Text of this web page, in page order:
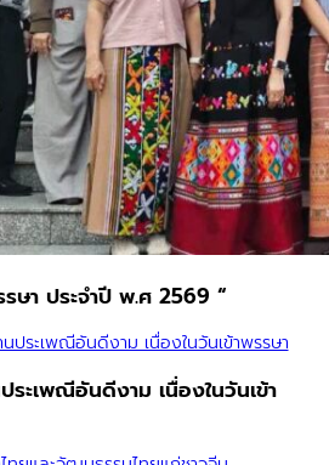
ษา ประจำปี พ.ศ 2569 “
ะเพณีอันดีงาม เนื่องในวันเข้า